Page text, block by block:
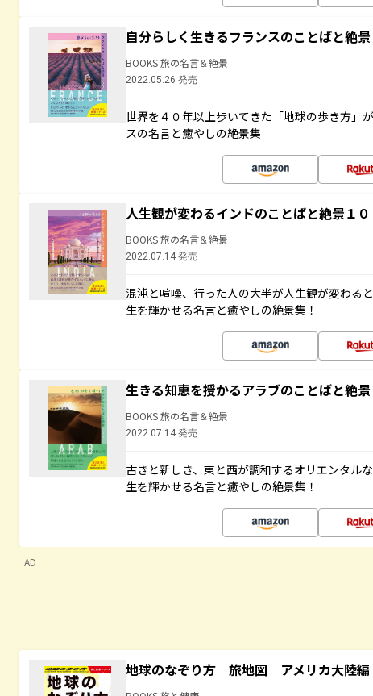
自分らしく生きるフランスのことばと絶景
BOOKS 旅の名言＆絶景
2022.05.26 発売
世界を４０年以上歩いてきた「地球の歩き方」
スの名言と癒やしの絶景集
人生観が変わるインドのことばと絶景１０
BOOKS 旅の名言＆絶景
2022.07.14 発売
混沌と喧噪、行った人の大半が人生観が変わる
生を輝かせる名言と癒やしの絶景集！
生きる知恵を授かるアラブのことばと絶景
BOOKS 旅の名言＆絶景
2022.07.14 発売
古きと新しき、東と西が調和するオリエンタル
生を輝かせる名言と癒やしの絶景集！
AD
地球のなぞり方 旅地図 アメリカ大陸編